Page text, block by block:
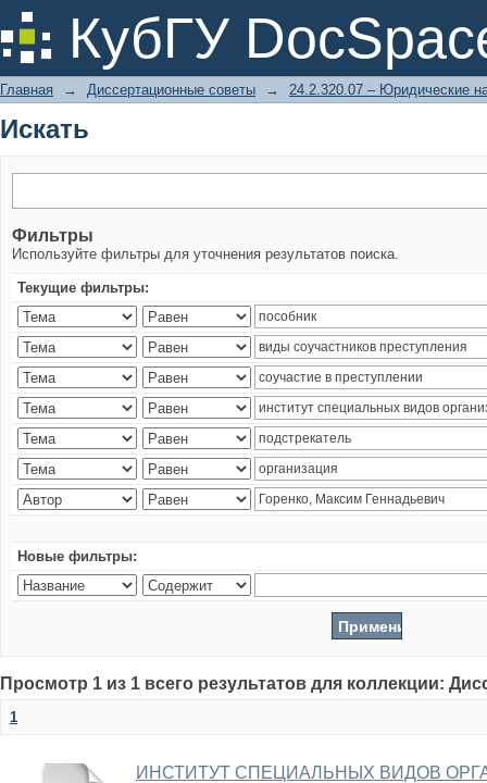
КубГУ
Искать
Главная → Диссертационные советы → 24.2.320.07 – Юридические
Искать
Фильтры
Используйте фильтры для уточнения результатов поиска.
Текущие фильтры:
Новые фильтры:
Просмотр 1 из 1 всего результатов для коллекции:
1
ИНСТИТУТ СПЕЦИАЛЬНЫХ ВИДОВ